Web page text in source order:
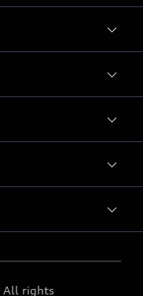
情報
All rights